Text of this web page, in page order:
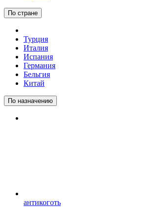
По стране
Турция
Италия
Испания
Германия
Бельгия
Китай
По назначению
антикоготь